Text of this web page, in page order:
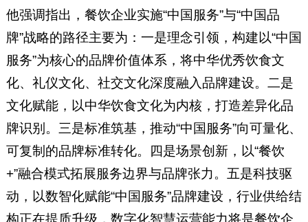
他强调指出，餐饮企业实施“中国服务”与“中国品
牌”战略的路径主要为：一是理念引领，构建以“中国
服务”为核心的品牌价值体系，将中华优秀饮食文
化、礼仪文化、社交文化深度融入品牌建设。二是
文化赋能，以中华饮食文化为内核，打造差异化品
牌识别。三是标准筑基，推动“中国服务”向可量化、
可复制的品牌标准转化。四是场景创新，以“餐饮
+”融合模式拓展服务边界与品牌张力。五是科技驱
动，以数智化赋能“中国服务”品牌建设，行业供给结
构正在提质升级，数字化智慧运营能力将是餐饮企